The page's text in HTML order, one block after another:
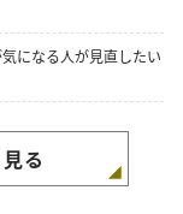
になる人が見直したい
る